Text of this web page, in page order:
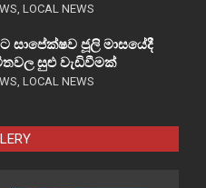
, LOCAL NEWS
සාපේක්ෂව ජූලි මාසයේදී
සුළු වැඩිවීමක්
, LOCAL NEWS